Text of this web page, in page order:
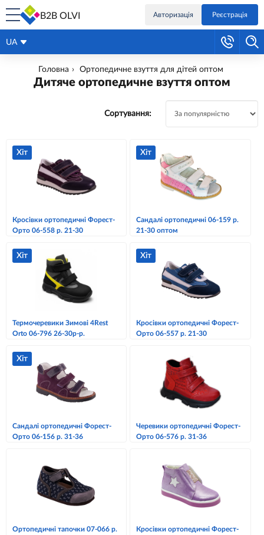
B2B OLVI Авторизація Реєстрація
UA
Головна Ортопедичне взуття для дітей оптом
Дитяче ортопедичне взуття оптом
Сортування:
Хіт
Кросівки ортопедичні Форест-
Орто 06-558 р. 21-30
Хіт
Сандалі ортопедичні 06-159 р.
21-30 оптом
Хіт
Термочеревики Зимові 4Rest
Orto 06-796 26-30р-р.
Хіт
Кросівки ортопедичні Форест-
Орто 06-557 р. 21-30
Хіт
Сандалі ортопедичні Форест-
Орто 06-156 р. 31-36
Черевики ортопедичні Форест-
Орто 06-576 р. 31-36
Ортопедичні тапочки 07-066 р.
Кросівки ортопедичні Форест-